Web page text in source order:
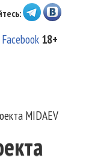
Facebook 18+
MIDAEV